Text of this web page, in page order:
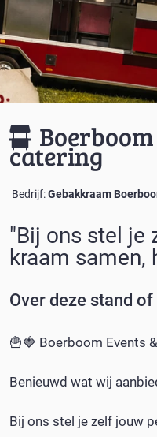
catering
Bedrijf:Gebakkraam
"Bij ons stel je
kraam samen,
Over deze stand
🍟🍓 Boerboom Events
Benieuwd wat wij
Bij ons stel je zelf jouw